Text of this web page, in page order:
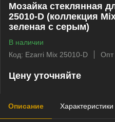
Мозайка стеклянная
25010-D (коллекция
зеленая с серым)
В наличии
Код: Ezarri Mix 25010-D
Опт
Цену уточняйте
Описание Характеристики